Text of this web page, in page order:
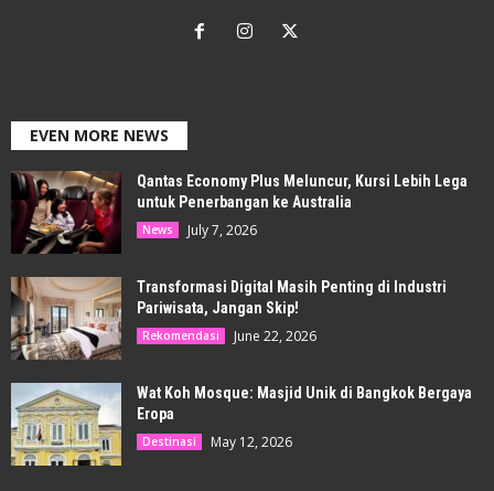
EVEN MORE NEWS
Qantas Economy Plus Meluncur, Kursi Lebih Lega
untuk Penerbangan ke Australia
News July 7, 2026
Transformasi Digital Masih Penting di Industri
Pariwisata, Jangan Skip!
Rekomendasi June 22, 2026
Wat Koh Mosque: Masjid Unik di Bangkok Bergaya
Eropa
Destinasi May 12, 2026